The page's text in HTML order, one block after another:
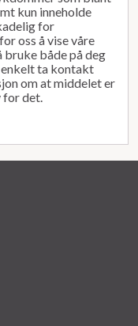
kun inneholde
for
oss å vise våre
både på deg
enkelt ta kontakt
om at middelet er
for det.